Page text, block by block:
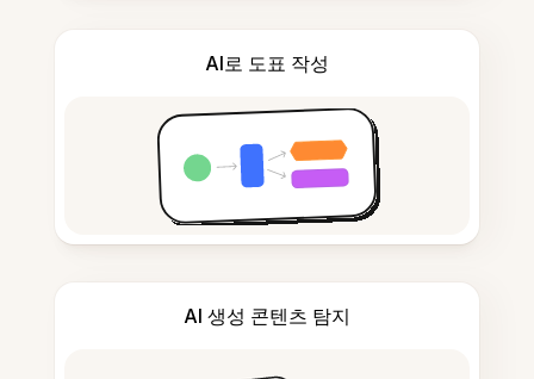
AI로 도표 작성
AI 생성 콘텐츠 탐지